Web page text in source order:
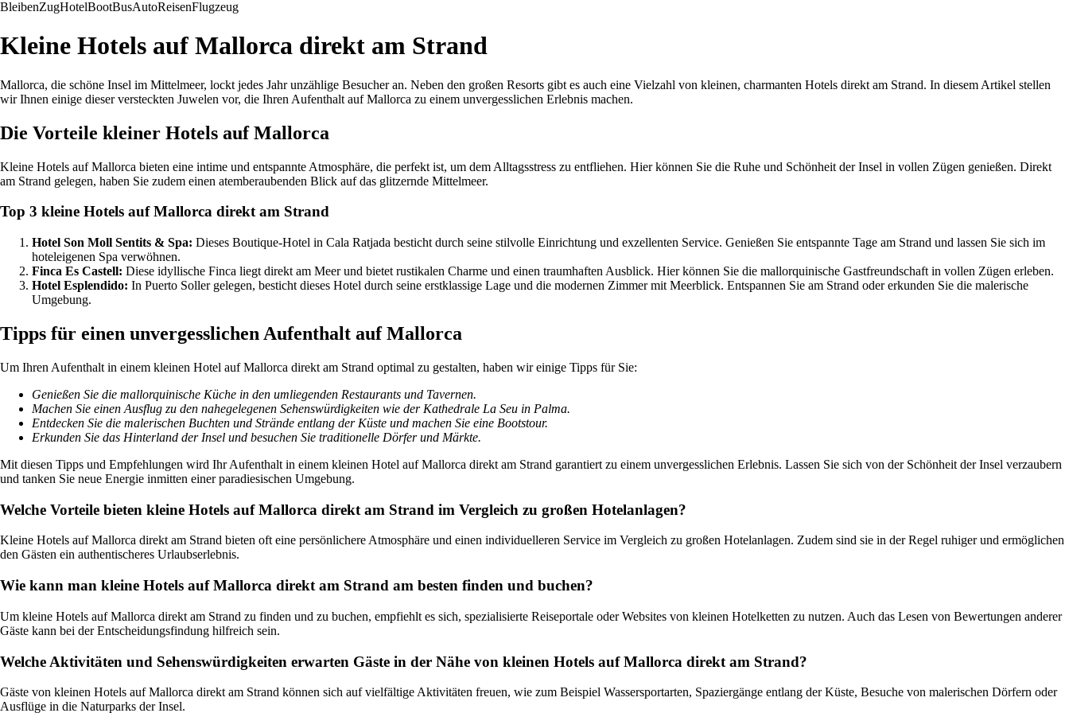
BleibenZugHotelBootBusAutoReisenFlugzeug
Kleine Hotels auf Mallorca direkt am Strand
Mallorca, die schöne Insel im Mittelmeer, lockt jedes Jahr unzählige Besucher an. Neben den großen Resorts gibt es auch eine Vielzahl von kleinen, charmanten Hotels direkt am Strand. In diesem Artikel stellen
wir Ihnen einige dieser versteckten Juwelen vor, die Ihren Aufenthalt auf Mallorca zu einem unvergesslichen Erlebnis machen.
Die Vorteile kleiner Hotels auf Mallorca
Kleine Hotels auf Mallorca bieten eine intime und entspannte Atmosphäre, die perfekt ist, um dem Alltagsstress zu entfliehen. Hier können Sie die Ruhe und Schönheit der Insel in vollen Zügen genießen. Direkt
am Strand gelegen, haben Sie zudem einen atemberaubenden Blick auf das glitzernde Mittelmeer.
Top 3 kleine Hotels auf Mallorca direkt am Strand
Hotel Son Moll Sentits & Spa: Dieses Boutique-Hotel in Cala Ratjada besticht durch seine stilvolle Einrichtung und exzellenten Service. Genießen Sie entspannte Tage am Strand und lassen Sie sich im
hoteleigenen Spa verwöhnen.
Finca Es Castell: Diese idyllische Finca liegt direkt am Meer und bietet rustikalen Charme und einen traumhaften Ausblick. Hier können Sie die mallorquinische Gastfreundschaft in vollen Zügen erleben.
Hotel Esplendido: In Puerto Soller gelegen, besticht dieses Hotel durch seine erstklassige Lage und die modernen Zimmer mit Meerblick. Entspannen Sie am Strand oder erkunden Sie die malerische
Umgebung.
Tipps für einen unvergesslichen Aufenthalt auf Mallorca
Um Ihren Aufenthalt in einem kleinen Hotel auf Mallorca direkt am Strand optimal zu gestalten, haben wir einige Tipps für Sie:
Genießen Sie die mallorquinische Küche in den umliegenden Restaurants und Tavernen.
Machen Sie einen Ausflug zu den nahegelegenen Sehenswürdigkeiten wie der Kathedrale La Seu in Palma.
Entdecken Sie die malerischen Buchten und Strände entlang der Küste und machen Sie eine Bootstour.
Erkunden Sie das Hinterland der Insel und besuchen Sie traditionelle Dörfer und Märkte.
Mit diesen Tipps und Empfehlungen wird Ihr Aufenthalt in einem kleinen Hotel auf Mallorca direkt am Strand garantiert zu einem unvergesslichen Erlebnis. Lassen Sie sich von der Schönheit der Insel verzaubern
und tanken Sie neue Energie inmitten einer paradiesischen Umgebung.
Welche Vorteile bieten kleine Hotels auf Mallorca direkt am Strand im Vergleich zu großen Hotelanlagen?
Kleine Hotels auf Mallorca direkt am Strand bieten oft eine persönlichere Atmosphäre und einen individuelleren Service im Vergleich zu großen Hotelanlagen. Zudem sind sie in der Regel ruhiger und ermöglichen
den Gästen ein authentischeres Urlaubserlebnis.
Wie kann man kleine Hotels auf Mallorca direkt am Strand am besten finden und buchen?
Um kleine Hotels auf Mallorca direkt am Strand zu finden und zu buchen, empfiehlt es sich, spezialisierte Reiseportale oder Websites von kleinen Hotelketten zu nutzen. Auch das Lesen von Bewertungen anderer
Gäste kann bei der Entscheidungsfindung hilfreich sein.
Welche Aktivitäten und Sehenswürdigkeiten erwarten Gäste in der Nähe von kleinen Hotels auf Mallorca direkt am Strand?
Gäste von kleinen Hotels auf Mallorca direkt am Strand können sich auf vielfältige Aktivitäten freuen, wie zum Beispiel Wassersportarten, Spaziergänge entlang der Küste, Besuche von malerischen Dörfern oder
Ausflüge in die Naturparks der Insel.